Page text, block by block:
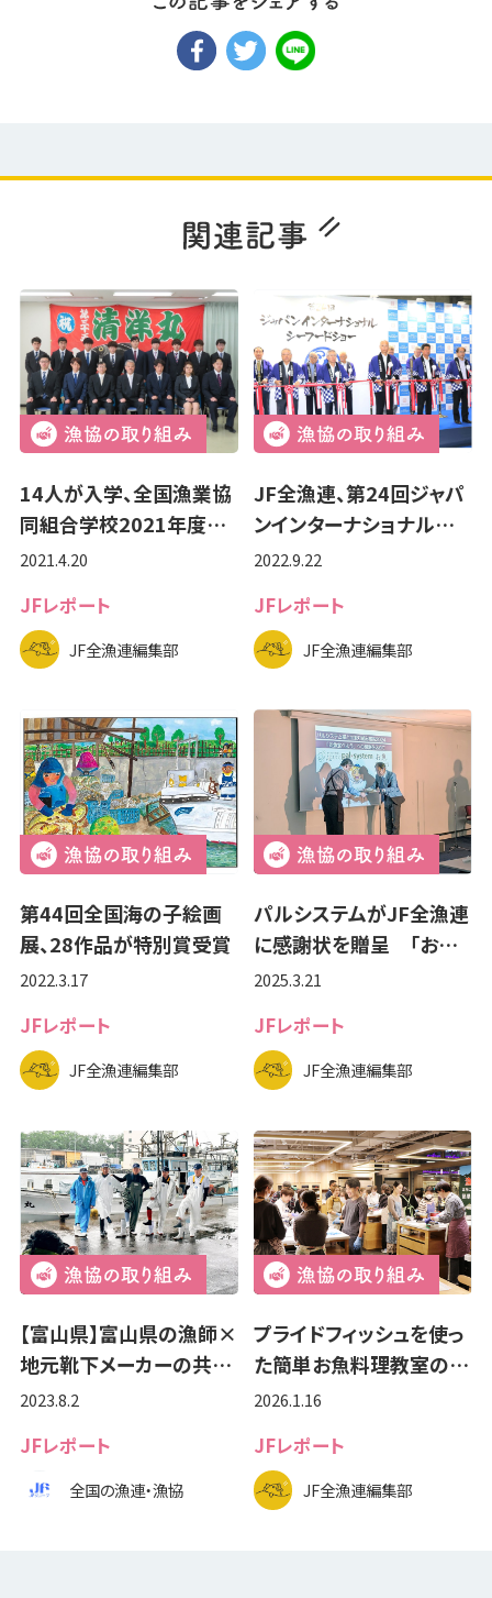
14人が入学、全国漁業協
同組合学校2021年度…
2021.4.20
JFレポート
JF全漁連編集部
JF全漁連、第24回ジャパ
ンインターナショナル…
2022.9.22
JFレポート
JF全漁連編集部
第44回全国海の子絵画
展、28作品が特別賞受賞
2022.3.17
JFレポート
JF全漁連編集部
パルシステムがJF全漁連
に感謝状を贈呈 「お…
2025.3.21
JFレポート
JF全漁連編集部
【富山県】富山県の漁師×
地元靴下メーカーの共…
2023.8.2
JFレポート
全国の漁連・漁協
プライドフィッシュを使っ
た簡単お魚料理教室の…
2026.1.16
JFレポート
JF全漁連編集部